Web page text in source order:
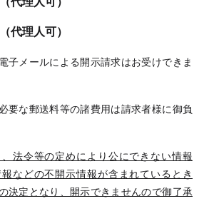
代理人可）
メールによる開示請求はお受けでき ま
な郵送料等の諸費用は請求者様に御負
法令等の定めにより公にできない情報
などの不開示情報が含まれているとき
決定となり、開示できませんので御了承